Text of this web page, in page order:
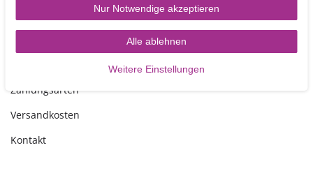
Zahlungsarten
Versandkosten
Kontakt
Nur Notwendige akzeptieren
Alle ablehnen
Weitere Einstellungen